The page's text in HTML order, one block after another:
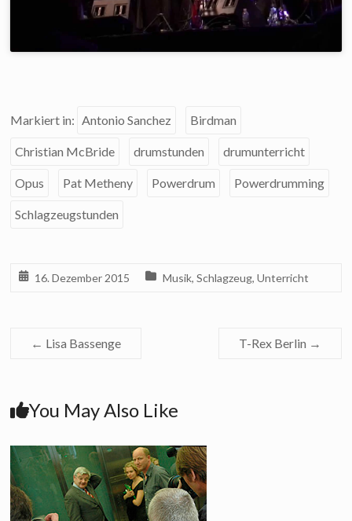
Markiert in: Antonio Sanchez Birdman
Christian McBride drumstunden drumunterricht
Opus Pat Metheny Powerdrum Powerdrumming
Schlagzeugstunden
16. Dezember 2015 Musik,Schlagzeug,Unterricht
← Lisa Bassenge T-Rex Berlin →
You May Also Like